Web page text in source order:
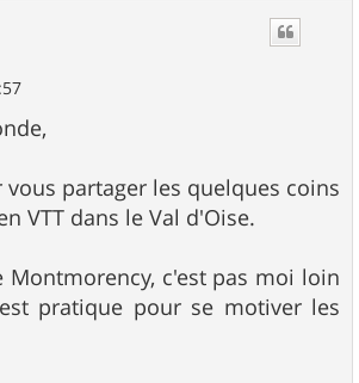
partager les quelques coins
VTT dans le Val d'Oise.
Montmorency, c'est pas moi loin
pratique pour se motiver les